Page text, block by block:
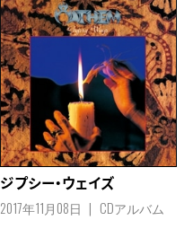
ジプシー・ウェイズ
2017年11月08日 CDアルバム